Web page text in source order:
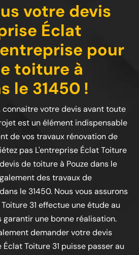
votre devis
Éclat
pour
toiture à
le 31450 !
connaitre votre devis avant toute
est un élément indispensable
de vos travaux rénovation de
pas L'entreprise Éclat Toiture
de toiture à Pouze dans le
des travaux de
le 31450. Nous vous assurons
31 effectue une étude au
garantir une bonne réalisation.
demander votre devis
Toiture 31 puisse passer au